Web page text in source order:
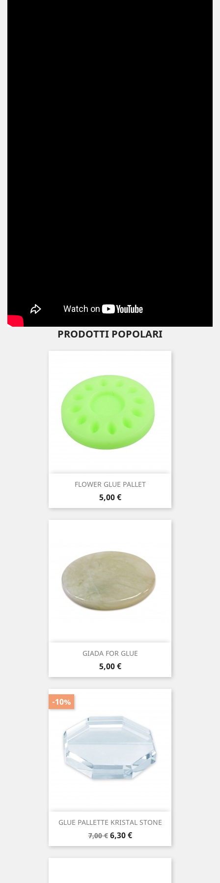
PRODOTTI POPOLARI
FLOWER GLUE PALLET
Prezzo
5,00 €
GIADA FOR GLUE
Prezzo
5,00 €
GLUE PALLETTE KRISTAL STONE
Prezzo
base
7,00 € Prezzo
6,30 €
-10%